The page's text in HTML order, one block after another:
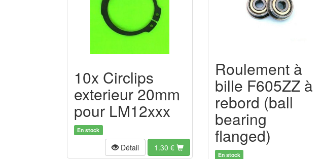
10x Circlips
exterieur 20mm
pour LM12xxx
En stock
Détail 1.30 €
Roulement à
bille F605ZZ à
rebord (ball
bearing
flanged)
En stock